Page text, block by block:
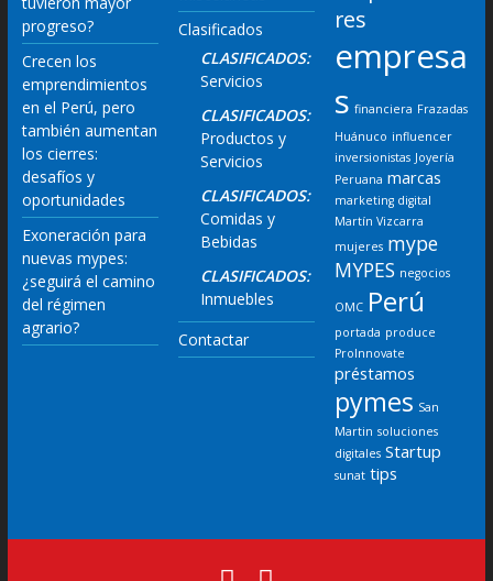
progreso?
Crecen los
emprendimientos
en el Perú, pero
también aumentan
los cierres:
desafíos y
oportunidades
Exoneración para
nuevas mypes:
¿seguirá el camino
del régimen
agrario?
Clasificados
CLASIFICADOS:
Servicios
CLASIFICADOS:
Productos y
Servicios
CLASIFICADOS:
Comidas y
Bebidas
CLASIFICADOS:
Inmuebles
Contactar
res
empresa
s financiera Frazadas
Huánuco influencer
inversionistas Joyería
Peruana marcas
marketing digital
Martín Vizcarra
mujeres mype
MYPES negocios
OMC Perú
portada produce
ProInnovate
préstamos
pymes San
Martin soluciones
digitales Startup
sunat tips